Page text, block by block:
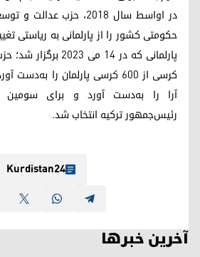
در اواسط سال ۲۰۱۸، حزب
حکومتی کشور را از پارلمانی به ریاستی
آرا را به‌دست آورد و برای سومین
رئیس‌جمهور ترکیه انتخاب شد.
Kurdistan24
آخرین خبرها